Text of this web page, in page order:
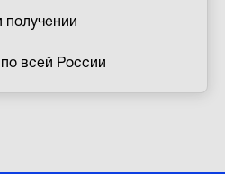
получении
всей России